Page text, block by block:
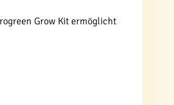
Grow Kit ermöglicht